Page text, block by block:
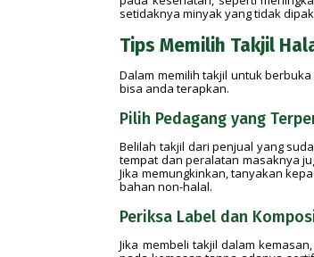
setidaknya minyak yang tidak
Tips Memilih Takjil
Dalam memilih takjil untuk
bisa anda terapkan.
Pilih Pedagang yang
Belilah takjil dari penjual yang
tempat dan peralatan masaknya
Jika memungkinkan, tanyakan
bahan non-halal.
Periksa Label dan
Jika membeli takjil dalam